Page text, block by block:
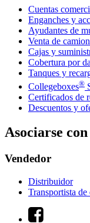
Cuentas
Enganches y
Ayudantes de
Venta de
Cajas y
Cobertura por
Tanques y
Collegeboxes®
Certificados de
Descuentos y
Asociarse
Vendedor
Distribuidor
Transportista